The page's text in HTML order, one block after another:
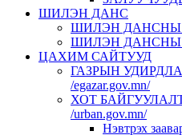
ШИЛЭН ДАНС
ШИЛЭН ДАНСНЫ
ШИЛЭН
ЦАХИМ САЙТУУД
ГАЗРЫН
/egazar.gov.mn/
ХОТ
/urban.gov.mn/
Нэвтрэх